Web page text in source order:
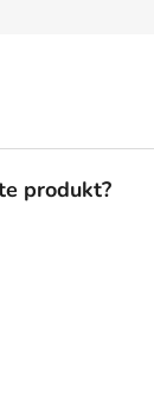
produkt?